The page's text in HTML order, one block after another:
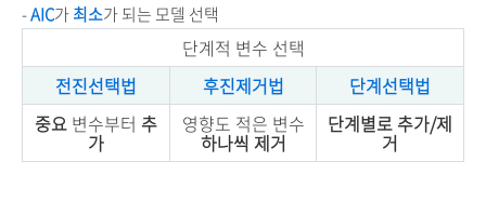
-AIC가최소가 되는 모델 선택
단계적 변수 선택
전진선택법
후진제거법
단계선택법
중요 변수부터 추
가
영향도 적은 변수
하나씩 제거
단계별로 추가/제
거